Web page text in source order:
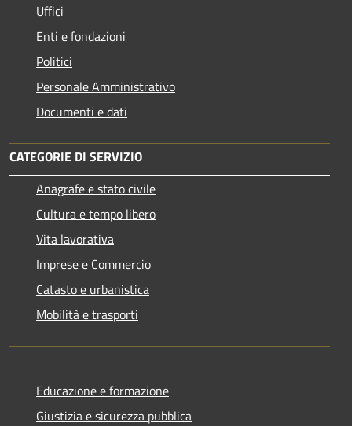
Uffici
Enti e fondazioni
Politici
Personale Amministrativo
Documenti e dati
CATEGORIE DI SERVIZIO
Anagrafe e stato civile
Cultura e tempo libero
Vita lavorativa
Imprese e Commercio
Catasto e urbanistica
Mobilità e trasporti
Educazione e formazione
Giustizia e sicurezza pubblica